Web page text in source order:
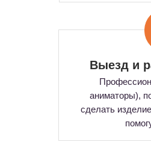
Выезд и
аниматоры),
сделать